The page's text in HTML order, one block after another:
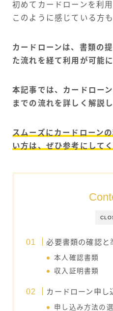
初めてカードローンを利
このように感じている方
カードローンは、書類の
た流れを経て利用が可能に
本記事では、カードロー
までの流れを詳しく解説し
スムーズにカードローン
い方は、ぜひ参考にしてく
必要書類の確認と
本人確認書類
収入証明書類
カードローン申し
申し込み方法の